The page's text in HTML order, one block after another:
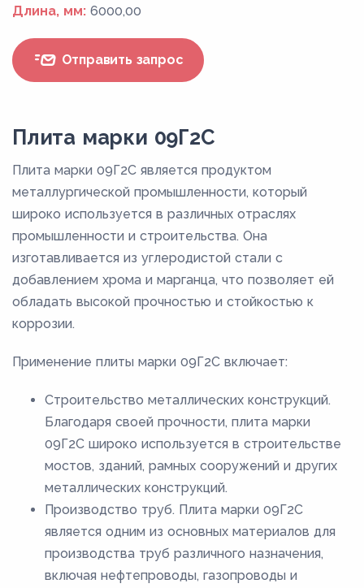
Длина, мм: 6000,00
Отправить запрос
Плита марки 09Г2С
Плита марки 09Г2С является продуктом
металлургической промышленности, который
широко используется в различных отраслях
промышленности и строительства. Она
изготавливается из углеродистой стали с
добавлением хрома и марганца, что позволяет ей
обладать высокой прочностью и стойкостью к
коррозии.
Применение плиты марки 09Г2С включает:
Строительство металлических конструкций.
Благодаря своей прочности, плита марки
09Г2С широко используется в строительстве
мостов, зданий, рамных сооружений и других
металлических конструкций.
Производство труб. Плита марки 09Г2С
является одним из основных материалов для
производства труб различного назначения,
включая нефтепроводы, газопроводы и